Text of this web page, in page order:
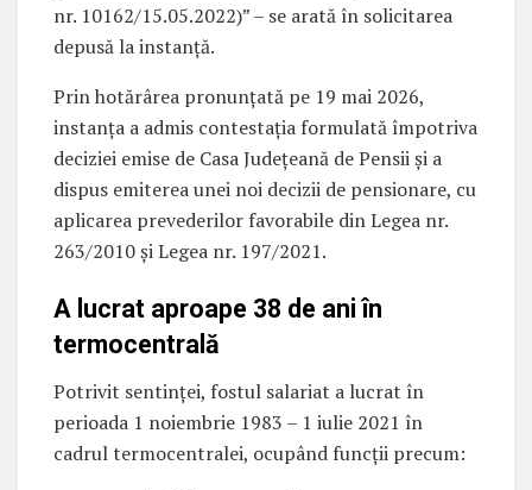
nr. 10162/15.05.2022)” – se arată în solicitarea
depusă la instanță.
Prin hotărârea pronunțată pe 19 mai 2026,
instanța a admis contestația formulată împotriva
deciziei emise de Casa Județeană de Pensii și a
dispus emiterea unei noi decizii de pensionare, cu
aplicarea prevederilor favorabile din Legea nr.
263/2010 și Legea nr. 197/2021.
A lucrat aproape 38 de ani în
termocentrală
Potrivit sentinței, fostul salariat a lucrat în
perioada 1 noiembrie 1983 – 1 iulie 2021 în
cadrul termocentralei, ocupând funcții precum: